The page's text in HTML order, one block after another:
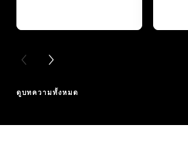
PREVIOUS CARD
NEXT CARD
ดูบทความทั้งหมด